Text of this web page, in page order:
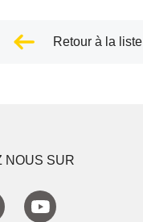
Retour à la liste
NOUS SUR